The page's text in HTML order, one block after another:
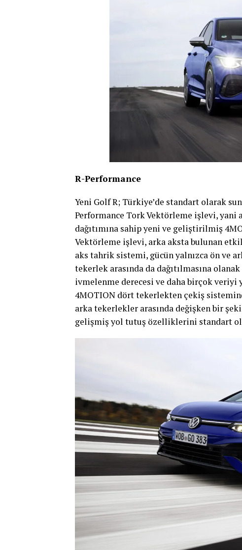
R-Performance
Yeni Golf R; Türkiye’de standart olarak
Performance Tork Vektörleme işlevi, yani
dağıtımına sahip yeni ve geliştirilmiş
Vektörleme işlevi, arka aksta bulunan
aks tahrik sistemi, gücün yalnızca ön ve
tekerlek arasında da dağıtılmasına
ivmelenme derecesi ve daha birçok
4MOTION dört tekerlekten çekiş
arka tekerlekler arasında değişken bir
gelişmiş yol tutuş özelliklerini standart